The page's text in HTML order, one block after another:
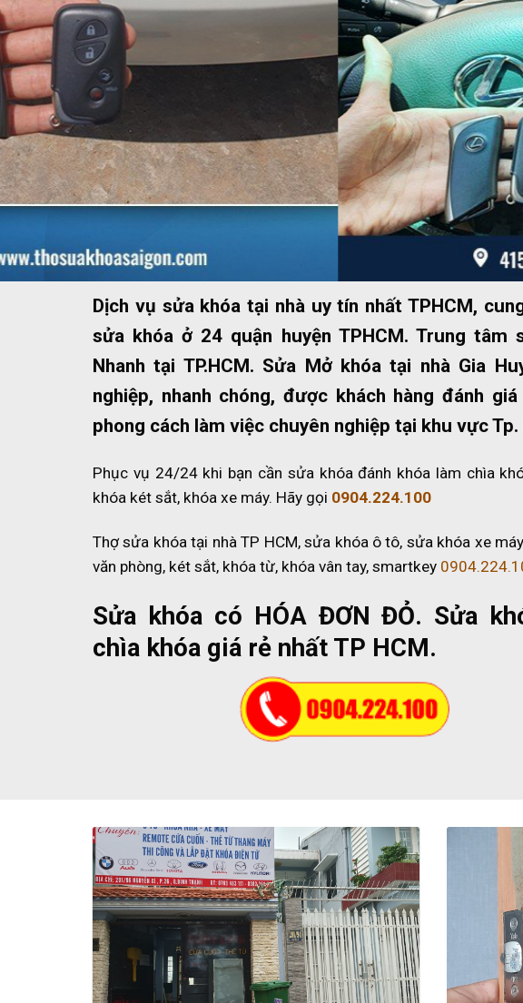
Dịch vụ sửa khóa tại nhà uy tín nhất TPHCM,
sửa khóa ở 24 quận huyện TPHCM. Trung tâm
Nhanh tại TP.HCM. Sửa Mở khóa tại nhà Gia
nghiệp, nhanh chóng, được khách hàng đánh
phong cách làm việc chuyên nghiệp tại khu vực Tp.
Phục vụ 24/24 khi bạn cần sửa khóa đánh khóa làm chìa
khóa két sắt, khóa xe máy. Hãy gọi 0904.224.100
Thợ sửa khóa tại nhà TP HCM, sửa khóa ô tô, sửa khóa xe
văn phòng, két sắt, khóa từ, khóa vân tay, smartkey
Sửa khóa có HÓA ĐƠN ĐỎ. Sửa
chìa khóa giá rẻ nhất TP HCM.